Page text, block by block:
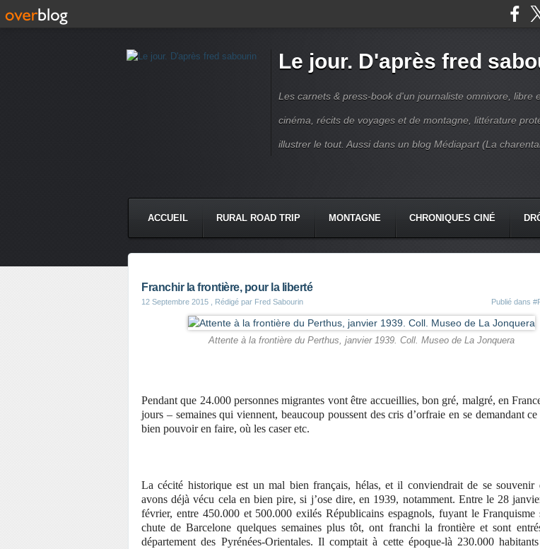
Le jour. D'après fred
Les carnets & press-book d'un journaliste omnivore, libre
cinéma, récits de voyages et de montagne, littérature
illustrer le tout. Aussi dans un blog Médiapart (La
ACCUEIL RURAL ROAD TRIP MONTAGNE CHRONIQUES CINÉ
Franchir la frontière, pour la liberté
12 Septembre 2015 , Rédigé par Fred Sabourin Publié dans
Attente à la frontière du Perthus, janvier 1939. Coll. Museo de La Jonquera
Pendant que 24.000 personnes migrantes vont être accueillies, bon gré, malgré, en
jours – semaines qui viennent, beaucoup poussent des cris d’orfraie en se demandant ce
bien pouvoir en faire, où les caser etc.
La cécité historique est un mal bien français, hélas, et il conviendrait de se souvenir
avons déjà vécu cela en bien pire, si j’ose dire, en 1939, notamment. Entre le 28
février, entre 450.000 et 500.000 exilés Républicains espagnols, fuyant le Franquisme
chute de Barcelone quelques semaines plus tôt, ont franchi la frontière et sont
département des Pyrénées-Orientales. Il comptait à cette époque-là 230.000